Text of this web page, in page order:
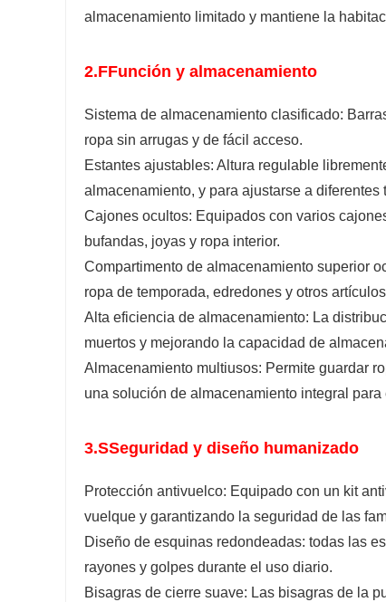
almacenamiento limitado y mantiene la
2.FFunción y almacenamiento
Sistema de almacenamiento clasificado:
ropa sin arrugas y de fácil acceso.
Estantes ajustables: Altura regulable
almacenamiento, y para ajustarse a diferentes
Cajones ocultos: Equipados con varios
bufandas, joyas y ropa interior.
Compartimento de almacenamiento superior
ropa de temporada, edredones y otros
Alta eficiencia de almacenamiento: La
muertos y mejorando la capacidad de
Almacenamiento multiusos: Permite guardar
una solución de almacenamiento integral para
3.SSeguridad y diseño humanizado
Protección antivuelco: Equipado con un kit
vuelque y garantizando la seguridad de las
Diseño de esquinas redondeadas: todas las
rayones y golpes durante el uso diario.
Bisagras de cierre suave: Las bisagras de la